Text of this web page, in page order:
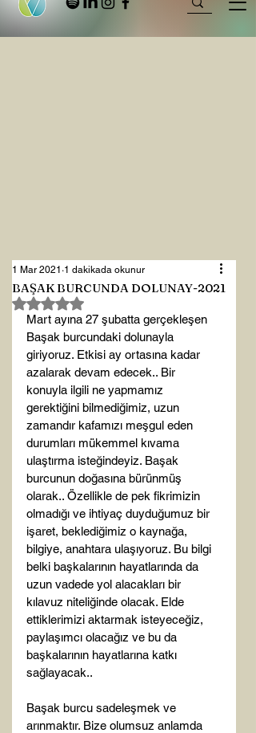
BAŞAK BURCUNDA DOLUNAY-2021
1 Mar 2021 1 dakikada okunur
5 üzerinden NaN yıldız
Mart ayına 27 şubatta gerçekleşen
Başak burcundaki dolunayla
giriyoruz. Etkisi ay ortasına kadar
azalarak devam edecek.. Bir
konuyla ilgili ne yapmamız
gerektiğini bilmediğimiz, uzun
zamandır kafamızı meşgul eden
durumları mükemmel kıvama
ulaştırma isteğindeyiz. Başak
burcunun doğasına bürünmüş
olarak.. Özellikle de pek fikrimizin
olmadığı ve ihtiyaç duyduğumuz bir
işaret, beklediğimiz o kaynağa,
bilgiye, anahtara ulaşıyoruz. Bu bilgi
belki başkalarının hayatlarında da
uzun vadede yol alacakları bir
kılavuz niteliğinde olacak. Elde
ettiklerimizi aktarmak isteyeceğiz,
paylaşımcı olacağız ve bu da
başkalarının hayatlarına katkı
sağlayacak..
Başak burcu sadeleşmek ve
arınmaktır. Bize olumsuz anlamda